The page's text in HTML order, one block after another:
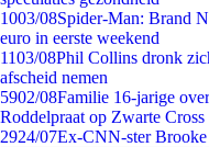
1003/08Spider-Man: Brand
euro in eerste weekend
1103/08Phil Collins dronk
afscheid nemen
5902/08Familie 16-jarige
Roddelpraat op Zwarte Cross
2924/07Ex-CNN-ster